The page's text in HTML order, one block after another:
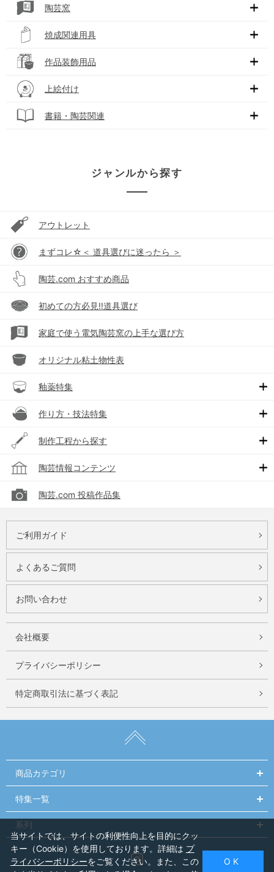
陶芸窯
焼成関連用具
作品装飾用品
上絵付け
書籍・陶芸関連
ジャンルから探す
アウトレット
まずコレ☆＜ 道具選びに迷ったら ＞
陶芸.com おすすめ商品
初めての方必見!!道具選び
家庭で使う電気陶芸窯の上手な選び方
オリジナル粘土物性表
釉薬特集
作り方・技法特集
制作工程から探す
陶芸情報コンテンツ
陶芸.com 投稿作品集
ご利用ガイド
よくあるご質問
お問い合わせ
会社概要
プライバシーポリシー
特定商取引法に基づく表記
商品カテゴリ
特集一覧
系列
Instagram
当サイトでは、サイトの利便性向上を目的にクッ
キー（Cookie）を使用しております。詳細は プ
ライバシーポリシーをご覧ください。また、この
O K